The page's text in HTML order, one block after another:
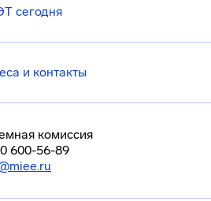
сегодня
и контакты
комиссия
600-56-89